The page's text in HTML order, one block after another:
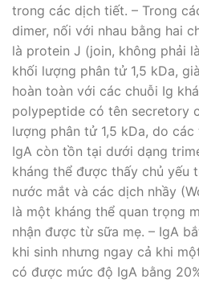
trong các dịch tiết. – Trong
dimer, nối với nhau bằng hai
là protein J (join, không phải
khối lượng phân tử 1,5 kDa,
hoàn toàn với các chuỗi Ig
polypeptide có tên secretory
lượng phân tử 1,5 kDa, do
IgA còn tồn tại dưới dạng
kháng thể được thấy chủ yếu
nước mắt và các dịch nhầy
là một kháng thể quan trọng
nhận được từ sữa mẹ. – IgA
khi sinh nhưng ngay cả khi
có được mức độ IgA bằng